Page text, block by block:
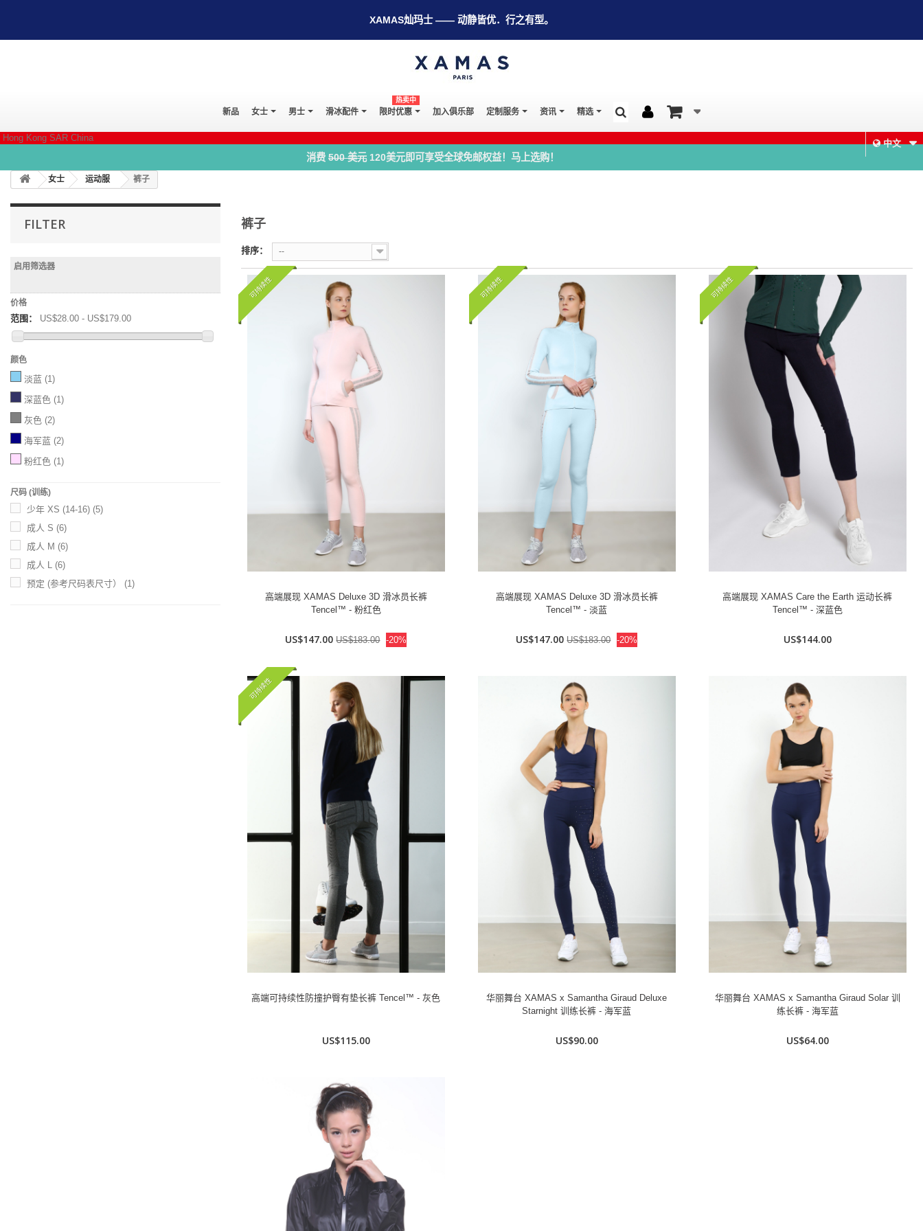
XAMAS灿玛士 —— 动静皆优．行之有型。
新品 女士 男士 滑冰配件 限时优惠
热卖中
加入俱乐部 定制服务 资讯 精选
Hong Kong SAR China
中文
消费 500 美元120美元即可享受全球免邮权益！马上选购！
女士 运动服 裤子
FILTER
启用筛选器
价格
范围： US$28.00 - US$179.00
颜色
淡蓝 (1)
深蓝色 (1)
灰色 (2)
海军蓝 (2)
粉红色 (1)
尺码 (训练)
少年 XS (14-16) (5)
成人 S (6)
成人 M (6)
成人 L (6)
预定 (参考尺码表尺寸）
(1)
裤子
排序： --
高端展现 XAMAS Deluxe 3D 滑冰员长裤
Tencel™ - 粉红色
可持续性
US$147.00 US$183.00 -20%
高端展现 XAMAS Deluxe 3D 滑冰员长裤
Tencel™ - 淡蓝
可持续性
US$147.00 US$183.00 -20%
高端展现 XAMAS Care the Earth 运动长裤
Tencel™ - 深蓝色
可持续性
US$144.00
高端可持续性防撞护臀有垫长裤 Tencel™ - 灰色
可持续性
US$115.00
华丽舞台 XAMAS x Samantha Giraud Deluxe
Starnight 训练长裤 - 海军蓝
US$90.00
华丽舞台 XAMAS x Samantha Giraud Solar 训
练长裤 - 海军蓝
US$64.00